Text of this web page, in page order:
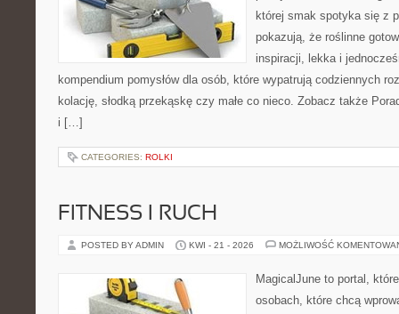
której smak spotyka się z
pokazują, że roślinne
inspiracji, lekka i
kompendium pomysłów dla osób, które wypatrują codziennych
kolację, słodką przekąskę czy małe co nieco. Zobacz także
i […]
CATEGORIES: ROLKI
FITNESS I RUCH
POSTED BY ADMIN KWI - 21 - 2026 MOŻLIWOŚĆ
MagicalJune to portal,
osobach, które chcą